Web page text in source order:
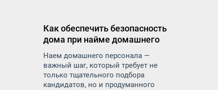
эмоциональное состояние. Как же
правильно подойти к подбору няни и
на что обратить внимание, чтобы
найти надежного и
квалифицированного специалиста.
Как обеспечить безопасность
дома при найме домашнего
персонала
Наем домашнего персонала —
важный шаг, который требует не
только тщательного подбора
кандидатов, но и продуманного